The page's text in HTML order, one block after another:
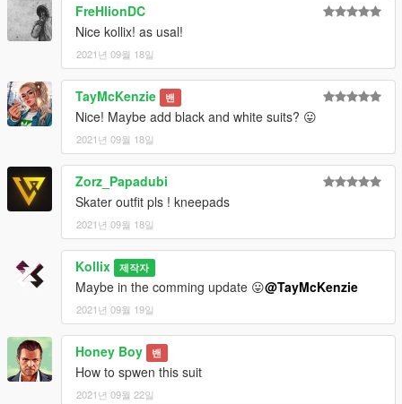
FreHlionDC
Nice kollix! as usal!
2021년 09월 18일
TayMcKenzie 밴
Nice! Maybe add black and white suits? 😛
2021년 09월 18일
Zorz_Papadubi
Skater outfit pls ! kneepads
2021년 09월 18일
Kollix 제작자
Maybe in the comming update 😛@TayMcKenzie
2021년 09월 19일
Honey Boy 밴
How to spwen this suit
2021년 09월 22일